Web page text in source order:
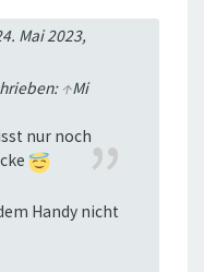
Mai 2023,
↑Mi
nur noch
Handy nicht